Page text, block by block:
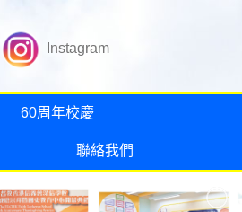
Instagram
60周年校慶
聯絡我們